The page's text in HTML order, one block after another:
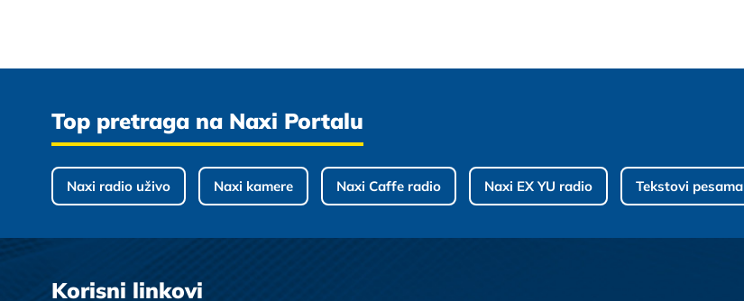
Top pretraga na Naxi Portalu
Naxi radio uživo Naxi kamere Naxi Caffe radio Naxi EX YU radio Tekstovi pesama
Korisni linkovi